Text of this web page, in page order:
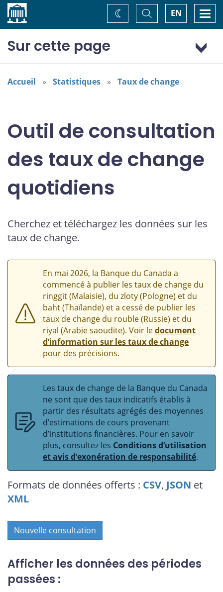
Accueil EN
Basculer
la
recherche
Changez
de
Sur cette page
Dollar (États-Unis) (USD)
Accueil Statistiques Taux de change
Outil de consultation
des taux de change
quotidiens
Cherchez et téléchargez les données sur les
taux de change.
En mai 2026, la Banque du Canada a
commencé à publier les taux de change du
ringgit (Malaisie), du zloty (Pologne) et du
baht (Thaïlande) et a cessé de publier les
taux de change du rouble (Russie) et du
riyal (Arabie saoudite). Voir ledocument
d’information sur les taux de change
pour des précisions.
Les taux de change de la Banque du Canada
ne sont que des taux indicatifs établis à
partir des résultats agrégés des moyennes
d’estimations de cours provenant
d’institutions financières. Pour en savoir
plus, consultez les Conditions d’utilisation
et avis d’exonération de responsabilité.
Formats de données offerts : CSV, JSON et
XML
Nouvelle consultation
Afficher les données des périodes
passées :